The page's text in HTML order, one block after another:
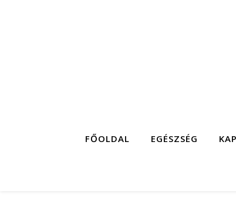
FŐOLDAL EGÉSZSÉG